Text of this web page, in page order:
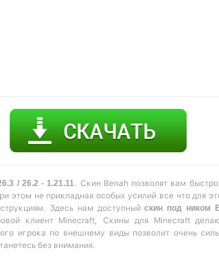
/ 26.2 - 1.21.11 . Скин Benah позволят вам
этом не прикладная особых усилий все что для
Здесь нам доступныйскин под ником
клиент Minecraft, Скины для Minecraft
игрока по внешнему виды позволит очень
без внимания.